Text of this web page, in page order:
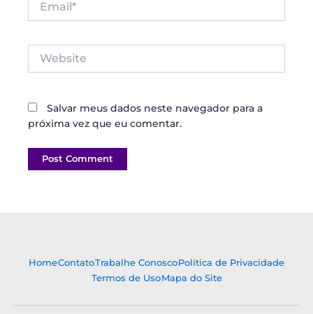
Website
Salvar meus dados neste navegador para a
próxima vez que eu comentar.
HomeContatoTrabalhe ConoscoPolítica de Privacidade
Termos de UsoMapa do Site